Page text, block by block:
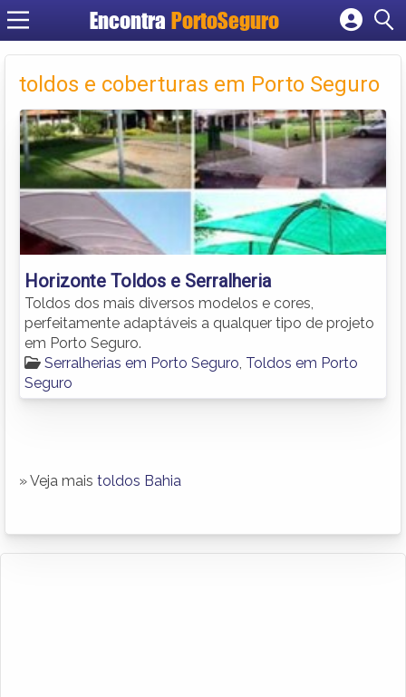
Encontra PortoSeguro
Cadastrar empresa
Criar conta
toldos e coberturas em Porto Seguro
Horizonte Toldos e Serralheria
Toldos dos mais diversos modelos e cores,
perfeitamente adaptáveis a qualquer tipo de projeto
em Porto Seguro.
Serralherias em Porto Seguro Toldos em Porto
Seguro
» Veja mais toldos Bahia